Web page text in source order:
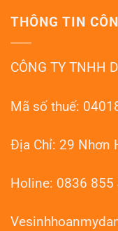
THÔNG TIN
CÔNG TY TNHH
Mã số thuế:
Địa Chỉ: 29 Nhơn
Holine: 0836 855